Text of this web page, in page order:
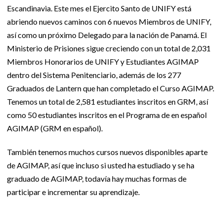
Escandinavia. Este mes el Ejercito Santo de UNIFY está
abriendo nuevos caminos con 6 nuevos Miembros de UNIFY,
así como un próximo Delegado para la nación de Panamá. El
Ministerio de Prisiones sigue creciendo con un total de 2,031
Miembros Honorarios de UNIFY y Estudiantes AGIMAP
dentro del Sistema Penitenciario, además de los 277
Graduados de Lantern que han completado el Curso AGIMAP.
Tenemos un total de 2,581 estudiantes inscritos en GRM, así
como 50 estudiantes inscritos en el Programa de en español
AGIMAP (GRM en español).
También tenemos muchos cursos nuevos disponibles aparte
de AGIMAP, así que incluso si usted ha estudiado y se ha
graduado de AGIMAP, todavía hay muchas formas de
participar e incrementar su aprendizaje.